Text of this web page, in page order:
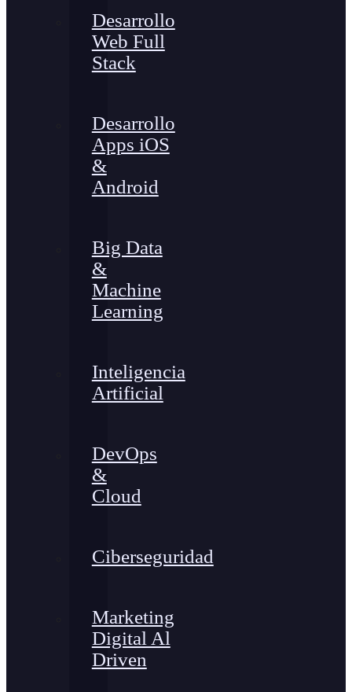
Desarrollo
Web Full
Stack
Desarrollo
Apps iOS
&
Android
Big Data
&
Machine
Learning
Inteligencia
Artificial
DevOps
&
Cloud
Ciberseguridad
Marketing
Digital Al
Driven